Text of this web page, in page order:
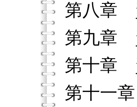
第八章
第九章
第十章
第十一